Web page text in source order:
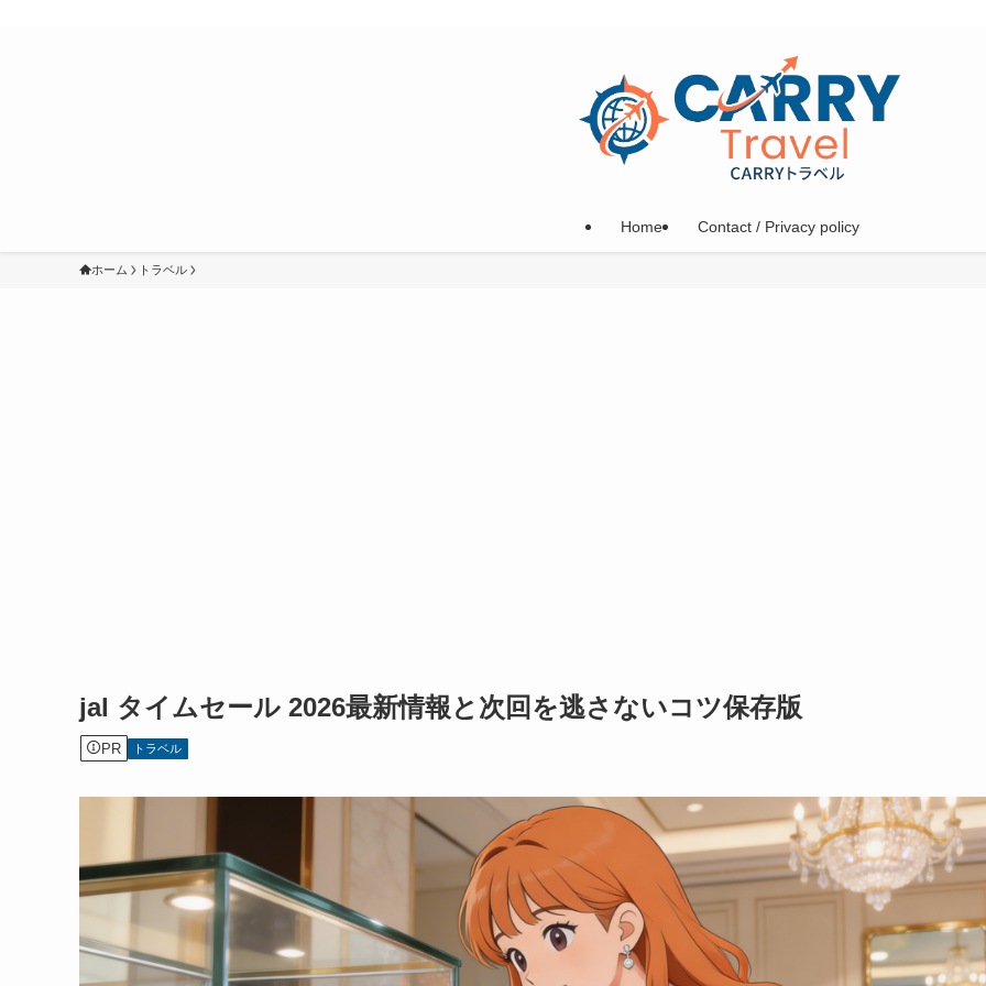
Home Contact / Privacy policy
ホーム トラベル
jal タイムセール 2026最新情報と次回を逃さないコツ保存版
PR トラベル